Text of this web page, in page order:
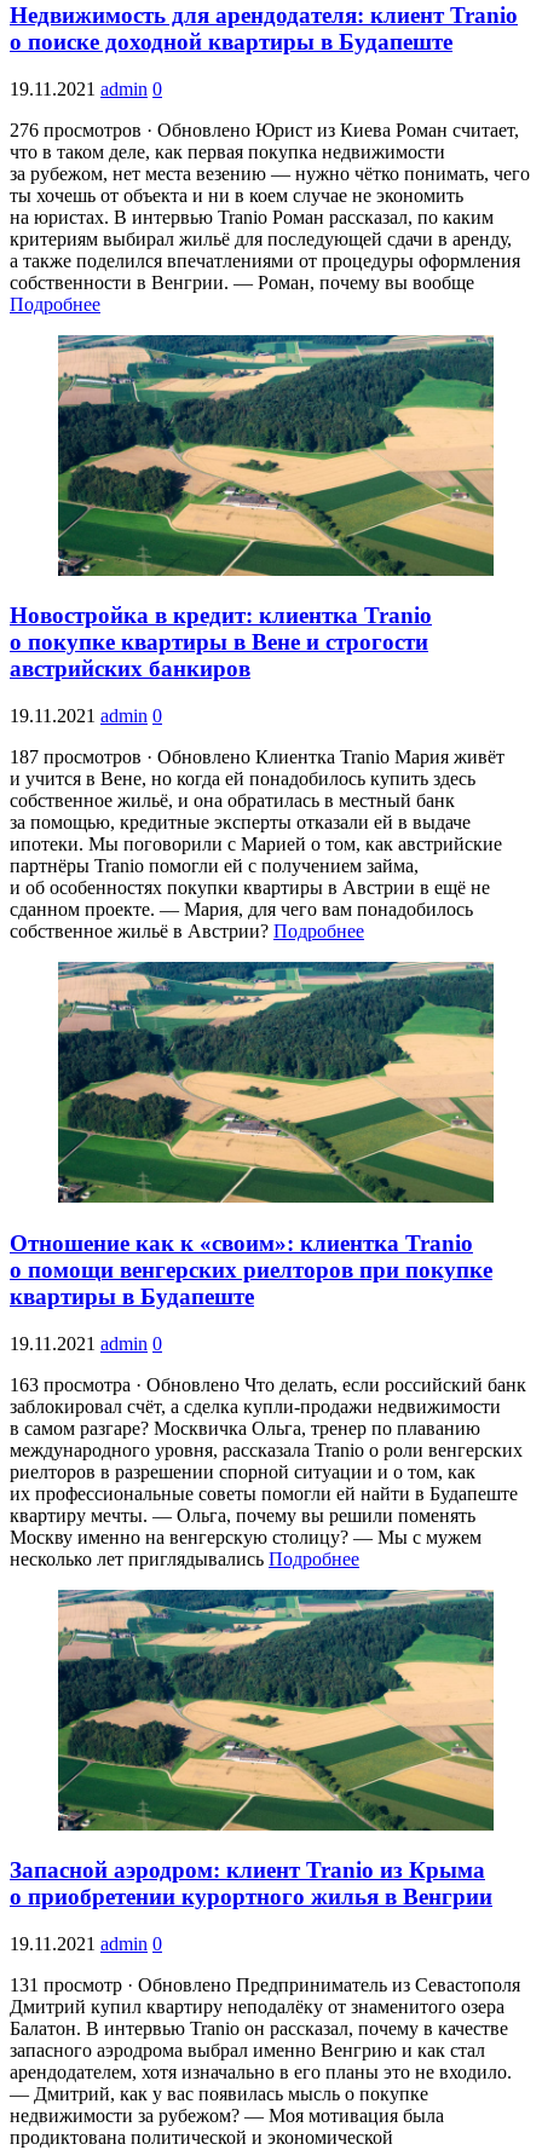
Недвижимость для арендодателя: клиент Tranio
о поиске доходной квартиры в Будапеште
19.11.2021 admin 0
276 просмотров · Обновлено Юрист из Киева Роман считает,
что в таком деле, как первая покупка недвижимости
за рубежом, нет места везению — нужно чётко понимать, чего
ты хочешь от объекта и ни в коем случае не экономить
на юристах. В интервью Tranio Роман рассказал, по каким
критериям выбирал жильё для последующей сдачи в аренду,
а также поделился впечатлениями от процедуры оформления
собственности в Венгрии. — Роман, почему вы вообще
Подробнее
Новостройка в кредит: клиентка Tranio
о покупке квартиры в Вене и строгости
австрийских банкиров
19.11.2021 admin 0
187 просмотров · Обновлено Клиентка Tranio Мария живёт
и учится в Вене, но когда ей понадобилось купить здесь
собственное жильё, и она обратилась в местный банк
за помощью, кредитные эксперты отказали ей в выдаче
ипотеки. Мы поговорили с Марией о том, как австрийские
партнёры Tranio помогли ей с получением займа,
и об особенностях покупки квартиры в Австрии в ещё не
сданном проекте. — Мария, для чего вам понадобилось
собственное жильё в Австрии? Подробнее
Отношение как к «своим»: клиентка Tranio
о помощи венгерских риелторов при покупке
квартиры в Будапеште
19.11.2021 admin 0
163 просмотра · Обновлено Что делать, если российский банк
заблокировал счёт, а сделка купли-продажи недвижимости
в самом разгаре? Москвичка Ольга, тренер по плаванию
международного уровня, рассказала Tranio о роли венгерских
риелторов в разрешении спорной ситуации и о том, как
их профессиональные советы помогли ей найти в Будапеште
квартиру мечты. — Ольга, почему вы решили поменять
Москву именно на венгерскую столицу? — Мы с мужем
несколько лет приглядывались Подробнее
Запасной аэродром: клиент Tranio из Крыма
о приобретении курортного жилья в Венгрии
19.11.2021 admin 0
131 просмотр · Обновлено Предприниматель из Севастополя
Дмитрий купил квартиру неподалёку от знаменитого озера
Балатон. В интервью Tranio он рассказал, почему в качестве
запасного аэродрома выбрал именно Венгрию и как стал
арендодателем, хотя изначально в его планы это не входило.
— Дмитрий, как у вас появилась мысль о покупке
недвижимости за рубежом? — Моя мотивация была
продиктована политической и экономической